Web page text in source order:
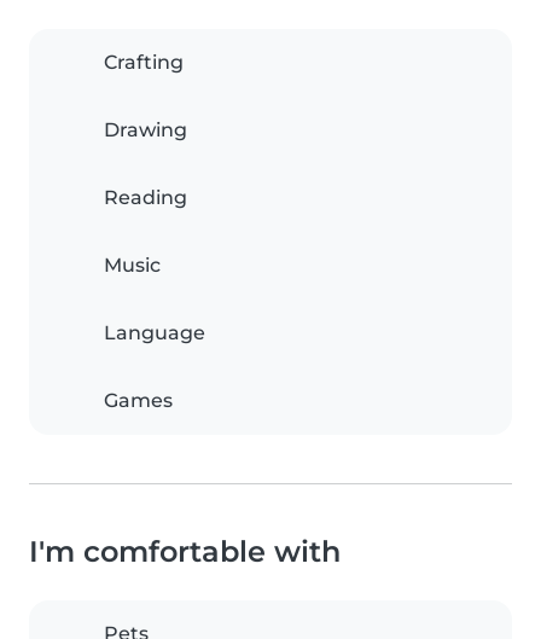
Crafting
Drawing
Reading
Music
Language
Games
I'm comfortable with
Pets